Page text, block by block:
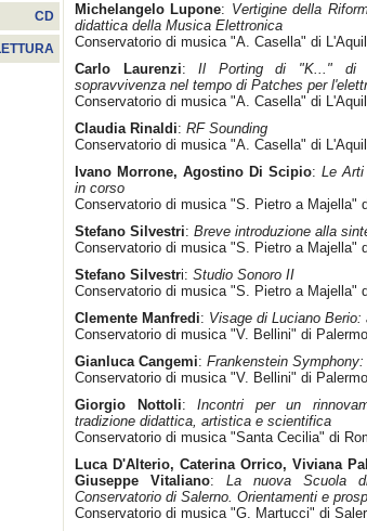
CD
Michelangelo Lupone: Vertigine della
didattica della Musica Elettronica
Conservatorio di musica "A. Casella" di
Carlo Laurenzi:Il Porting di "K..." di
sopravvivenza nel tempo di Patches per
Conservatorio di musica "A. Casella" di
Claudia Rinaldi: RF Sounding
Conservatorio di musica "A. Casella" di
Ivano Morrone, Agostino Di Scipio: Le Arti
in corso
Conservatorio di musica "S. Pietro a Majella"
Stefano Silvestri: Breve introduzione alla
Conservatorio di musica "S. Pietro a Majella"
Stefano Silvestri: Studio Sonoro II
Conservatorio di musica "S. Pietro a Majella"
Clemente Manfredi: Visage di Luciano Berio:
Conservatorio di musica "V. Bellini" di Palermo
Gianluca Cangemi: Frankenstein
Conservatorio di musica "V. Bellini" di Palermo
Giorgio Nottoli:Incontri per un
tradizione didattica, artistica e scientifica
Conservatorio di musica "Santa Cecilia" di
Luca D'Alterio, Caterina Orrico, Viviana
Giuseppe Vitaliano: La nuova Scuola
Conservatorio di Salerno. Orientamenti e
Conservatorio di musica "G. Martucci" di